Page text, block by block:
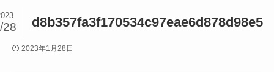
d8b357fa3f170534c97eae6d878d98e5
28
2023年1月28日